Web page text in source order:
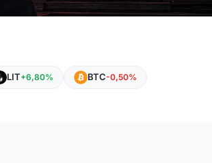
LIT+6,80% BTC-0,50%